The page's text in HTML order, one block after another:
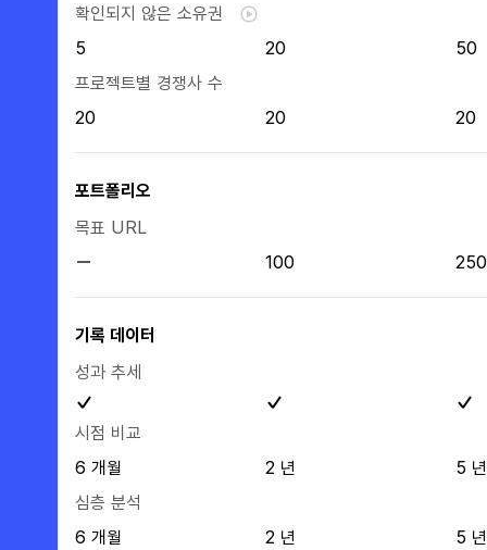
확인되지 않은 소유권
5
20
50
프로젝트별 경쟁사 수
20
20 20
포트폴리오
목표 URL
100
250
기록 데이터
성과 추세
시점 비교
6 개월
2 년
5 년
심층 분석
6 개월
2 년 5 년